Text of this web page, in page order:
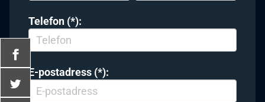
Telefon (*):
E-postadress (*):